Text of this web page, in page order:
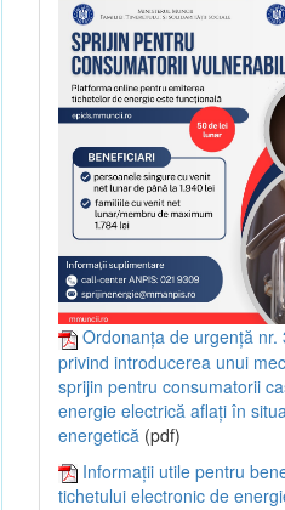
Ordonanța de urgență nr.
privind introducerea unui
sprijin pentru consumatorii
energie electrică aflați în
energetică (pdf)
Informații utile pentru
tichetului electronic de